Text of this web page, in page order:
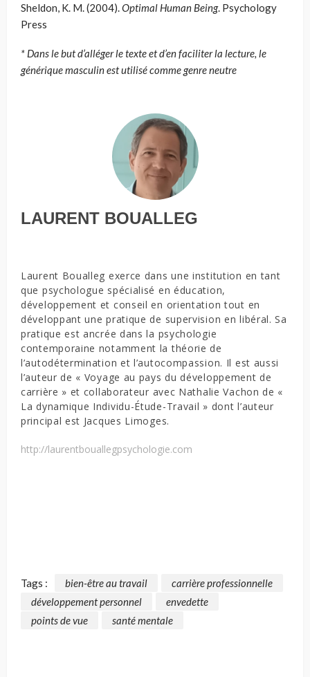
Sheldon, K. M. (2004).Optimal Human Being. Psychology
Press
* Dans le but d’alléger le texte et d’en faciliter la lecture, le
générique masculin est utilisé comme genre neutre
LAURENT BOUALLEG
Laurent Boualleg exerce dans une institution en tant
que psychologue spécialisé en éducation,
développement et conseil en orientation tout en
développant une pratique de supervision en libéral. Sa
pratique est ancrée dans la psychologie
contemporaine notamment la théorie de
l’autodétermination et l’autocompassion. Il est aussi
l’auteur de « Voyage au pays du développement de
carrière » et collaborateur avec Nathalie Vachon de «
La dynamique Individu-Étude-Travail » dont l’auteur
principal est Jacques Limoges.
http://laurentbouallegpsychologie.com
Tags : bien-être au travail
carrière professionnelle
développement personnel
envedette
points de vue
santé mentale